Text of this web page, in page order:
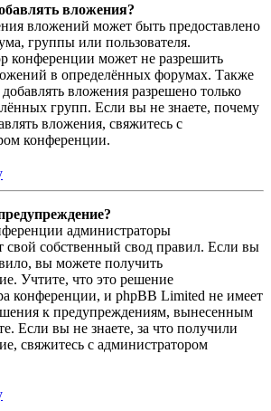
вложения?
вложений может быть предоставлено
группы или пользователя.
конференции может не разрешить
в определённых форумах. Также
вложения разрешено только
групп. Если вы не знаете, почему
вложения, свяжитесь с
конференции.
администраторы
свой собственный свод правил. Если вы
вы можете получить
Учтите, что это решение
конференции, и phpBB Limited не имеет
к предупреждениям, вынесенным
Если вы не знаете, за что получили
свяжитесь с администратором